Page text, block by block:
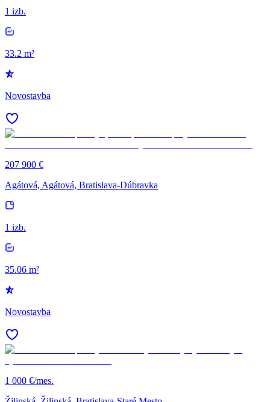
1 izb.
33.2 m²
Novostavba
207 900 €
Agátová, Agátová, Bratislava-Dúbravka
1 izb.
35.06 m²
Novostavba
1 000 €/mes.